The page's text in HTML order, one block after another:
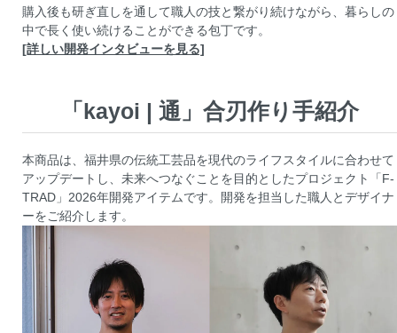
購入後も研ぎ直しを通して職人の技と繋がり続けながら、暮らしの
中で長く使い続けることができる包丁です。
[詳しい開発インタビューを見る]
「kayoi | 通」合刃作り手紹介
本商品は、福井県の伝統工芸品を現代のライフスタイルに合わせて
アップデートし、未来へつなぐことを目的としたプロジェクト「F-
TRAD」2026年開発アイテムです。開発を担当した職人とデザイナ
ーをご紹介します。